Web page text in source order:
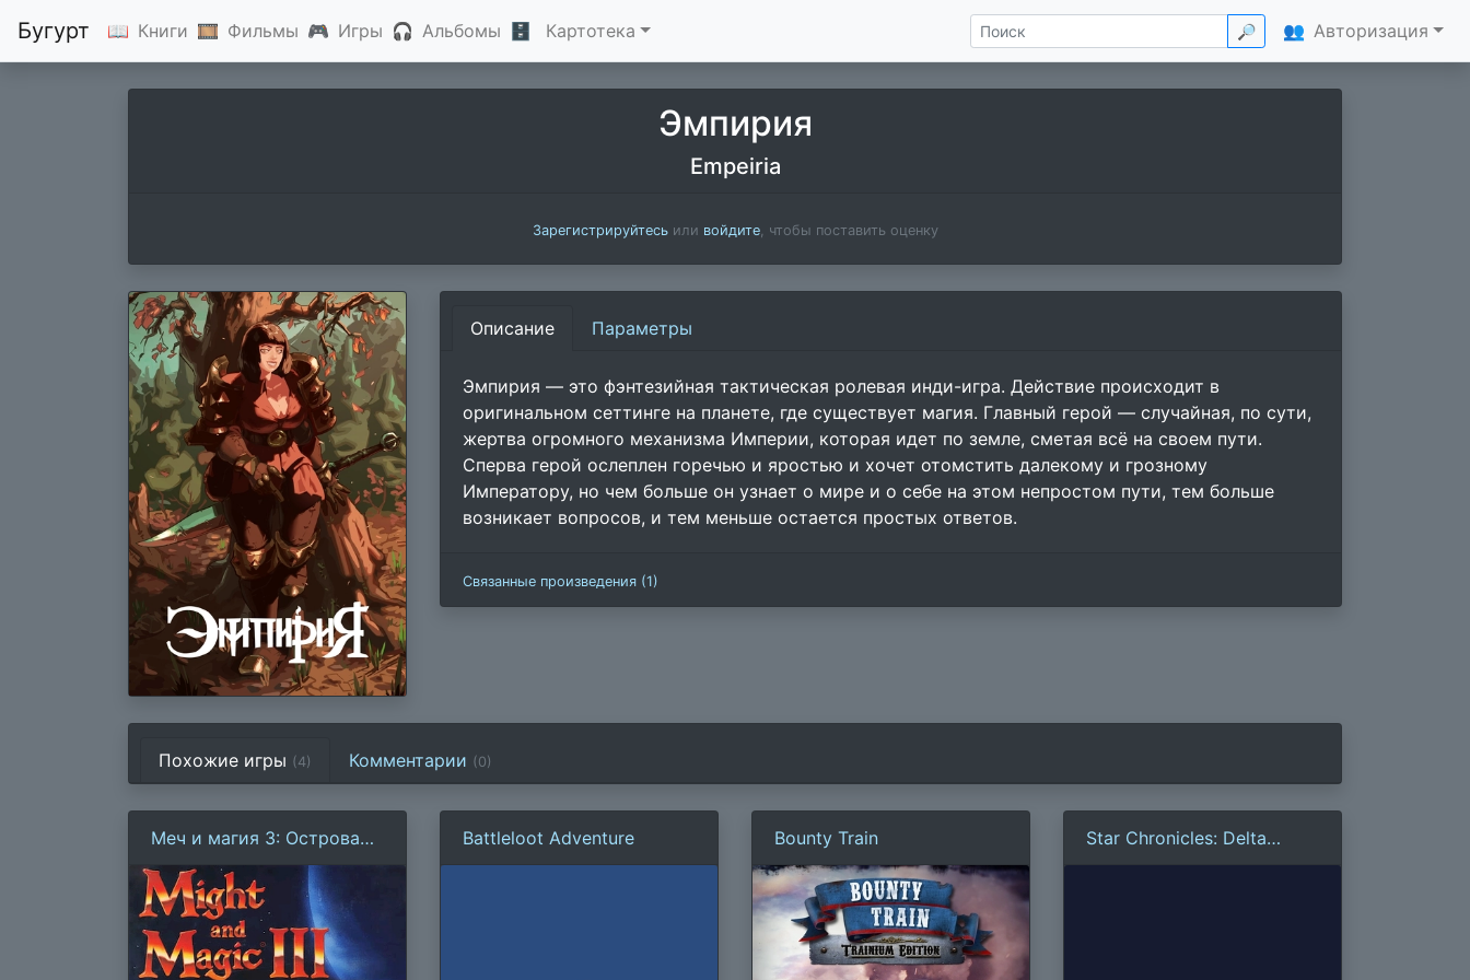
Бугурт 📖 Книги 🎞 Фильмы 🎮 Игры 🎧 Альбомы 🗄 Картотека 🔎 👥 Авторизация
Эмпирия
Empeiria
Зарегистрируйтесьили войдите, чтобы поставить оценку
Описание Параметры
Эмпирия — это фэнтезийная тактическая ролевая инди-игра. Действие происходит в
оригинальном сеттинге на планете, где существует магия. Главный герой — случайная, по сути,
жертва огромного механизма Империи, которая идет по земле, сметая всё на своем пути.
Сперва герой ослеплен горечью и яростью и хочет отомстить далекому и грозному
Императору, но чем больше он узнает о мире и о себе на этом непростом пути, тем больше
возникает вопросов, и тем меньше остается простых ответов.
Связанные произведения (1)
Похожие игры (4) Комментарии (0)
Меч и магия 3: Острова
Терры
Battleloot Adventure Bounty Train
Star Chronicles: Delta
Quadrant